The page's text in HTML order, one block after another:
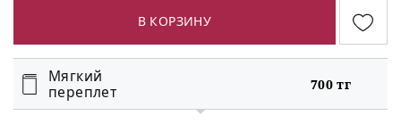
В КОРЗИНУ
Мягкий
переплет
700 тг